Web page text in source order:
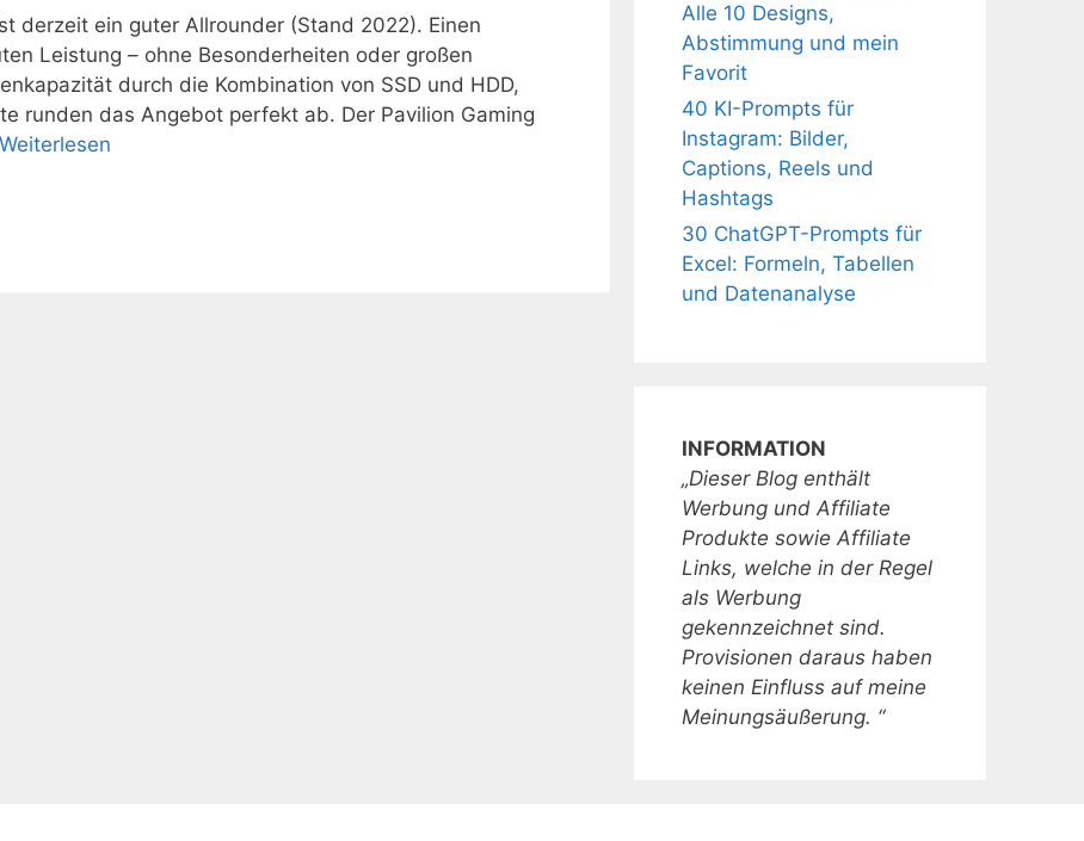
derzeit ein guter Allrounder (Stand 2022). Einen
Leistung – ohne Besonderheiten oder großen
durch die Kombination von SSD und HDD,
runden das Angebot perfekt ab. Der Pavilion Gaming
Weiterlesen
Alle 10 Designs,
Abstimmung und mein
Favorit
40 KI-Prompts für
Instagram: Bilder,
Captions, Reels und
Hashtags
30 ChatGPT-Prompts für
Excel: Formeln, Tabellen
und Datenanalyse
INFORMATION
„Dieser Blog enthält
Werbung und Affiliate
Produkte sowie Affiliate
Links, welche in der Regel
als Werbung
gekennzeichnet sind.
Provisionen daraus haben
keinen Einfluss auf meine
Meinungsäußerung. “